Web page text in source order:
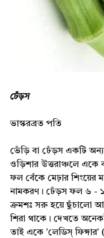
ঢেঁড়স
ভাস্করব্রত পতি
ভেঁড়ি বা ঢেঁড়স একটি
ওড়িশার উত্তরাঞ্চলে একে
ফল বেঁকে মেঢ়ার শিংয়ের
নামকরণ। ঢেঁড়স ফল ৬ -
ক্রমশঃ সরু হয়ে ছুঁচালো
শিরা থাকে। দেখতে
তাই একে 'লেডিস্